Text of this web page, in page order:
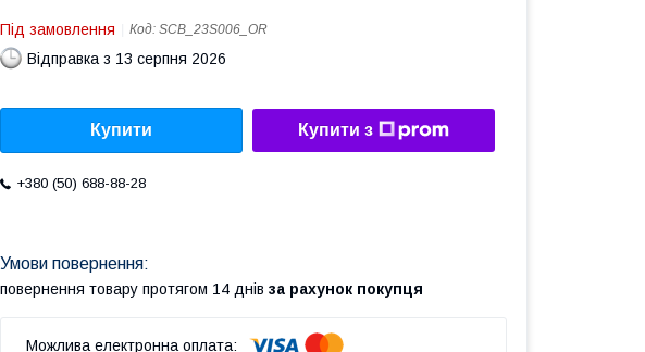
Під замовлення Код: SCB_23S006_OR
Відправка з 13 серпня 2026
Купити Купити з
+380 (50) 688-88-28
повернення товару протягом 14 днів за рахунок покупця